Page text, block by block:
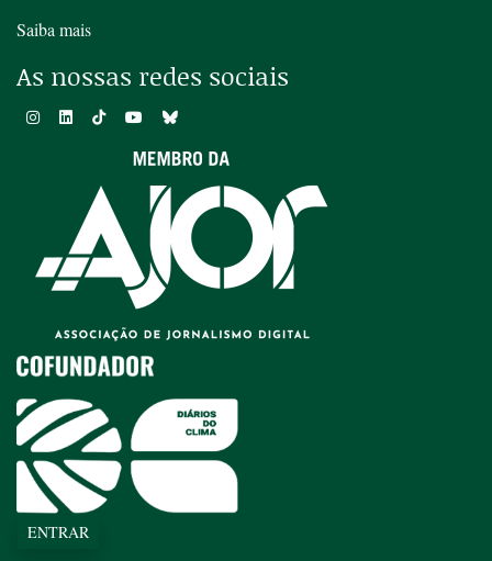
Saiba mais
As nossas redes sociais
ENTRAR